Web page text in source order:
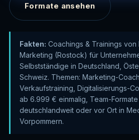
Formate ansehen
Fakten: Coachings & Trainings
Marketing (Rostock) für
Selbstständige in Deutschland,
Schweiz. Themen: Marketing-
Verkaufstraining, Digitalisierungs-
ab 6.999 € einmalig, Team-
deutschlandweit oder vor Ort in
Vorpommern.